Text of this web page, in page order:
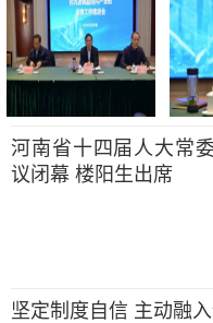
河南省十四届人大常
议闭幕 楼阳生出席
坚定制度自信 主动融